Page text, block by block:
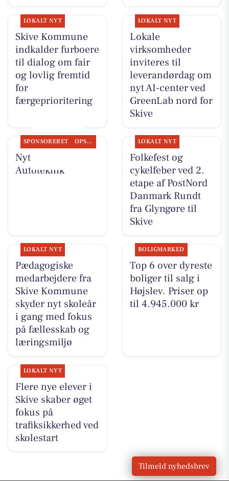
LOKALT NYT
Skive Kommune
indkalder furboere
til dialog om fair
og lovlig fremtid
for
færgeprioritering
LOKALT NYT
Lokale
virksomheder
inviteres til
leverandørdag om
nyt AI-center ved
GreenLab nord for
Skive
SPONSORERET OPSLAGSTAVLEN
Nyt fra JM
Autoteknik
LOKALT NYT
Folkefest og
cykelfeber ved 2.
etape af PostNord
Danmark Rundt
fra Glyngøre til
Skive
LOKALT NYT
Pædagogiske
medarbejdere fra
Skive Kommune
skyder nyt skoleår
i gang med fokus
på fællesskab og
læringsmiljø
BOLIGMARKED
Top 6 over dyreste
boliger til salg i
Højslev. Priser op
til 4.945.000 kr
LOKALT NYT
Flere nye elever i
Skive skaber øget
fokus på
trafiksikkerhed ved
skolestart
Tilmeld nyhedsbrev